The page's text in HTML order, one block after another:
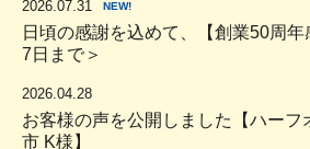
2026.07.31 NEW!
日頃の感謝を込めて、【創業50周
7日まで＞
2026.04.28
お客様の声を公開しました【ハーフ
市 K様】